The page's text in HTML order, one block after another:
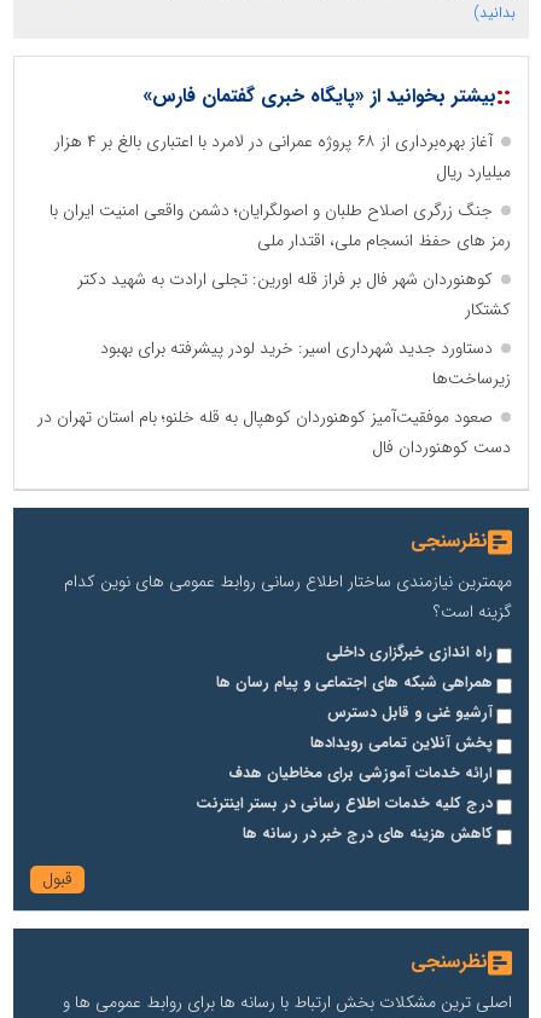
بدانید)
::بیشتر بخوانید از «پایگاه خبری گفتمان فارس»
آغاز بهره‌برداری از ۶۸ پروژه عمرانی در لامرد با اعتباری بالغ بر ۴ هزار
میلیارد ریال
جنگ زرگری اصلاح طلبان و اصولگرایان؛ دشمن واقعی امنیت ایران با
رمز های حفظ انسجام ملی، اقتدار ملی
کوهنوردان شهر فال بر فراز قله اورین: تجلی ارادت به شهید دکتر
کشتکار
دستاورد جدید شهرداری اسیر: خرید لودر پیشرفته برای بهبود
زیرساخت‌ها
صعود موفقیت‌آمیز کوهنوردان کوهپال به قله خلنو؛ بام استان تهران در
دست کوهنوردان فال
نظرسنجی
مهمترین نیازمندی ساختار اطلاع رسانی روابط عمومی های نوین کدام
گزینه است؟
راه اندازی خبرگزاری داخلی
همراهی شبکه های اجتماعی و پیام رسان ها
آرشیو غنی و قابل دسترس
پخش آنلاین تمامی رویدادها
ارائه خدمات آموزشی برای مخاطیان هدف
درج کلیه خدمات اطلاع رسانی در بستر اینترنت
کاهش هزینه های درج خبر در رسانه ها
نظرسنجی
اصلی ترین مشکلات بخش ارتباط با رسانه ها برای روابط عمومی ها و